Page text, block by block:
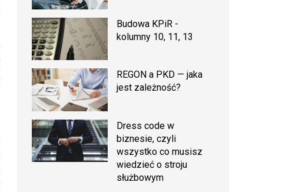
Budowa KPiR -
kolumny 10, 11, 13
REGON a PKD — jaka
jest zależność?
Dress code w
biznesie, czyli
wszystko co musisz
wiedzieć o stroju
służbowym